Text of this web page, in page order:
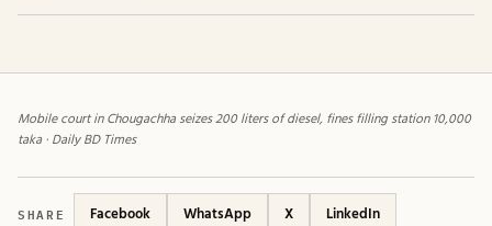
Mobile court in Chougachha seizes 200 liters of diesel, fines filling station 10,000
taka · Daily BD Times
SHARE Facebook WhatsApp X
LinkedIn